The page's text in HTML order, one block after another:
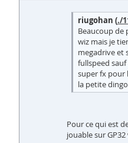
riugohan (./
Beaucoup de
wiz mais je
megadrive et
fullspeed
super fx pour
la petite
Pour ce qui est
jouable sur